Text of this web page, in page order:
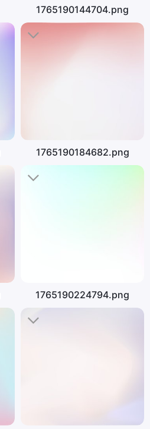
1765190144704.png
1765190184682.png
1765190224794.png